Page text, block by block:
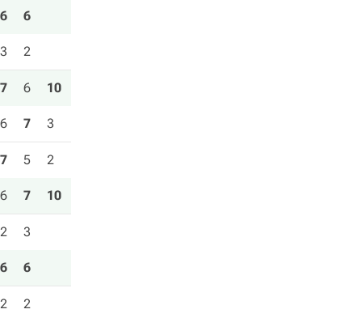
6 6
3 2
7 6 10
6 7 3
7 5 2
6 7 10
2 3
6 6
2 2